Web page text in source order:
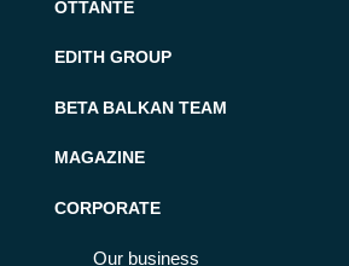
OTTANTE
EDITH GROUP
BETA BALKAN TEAM
MAGAZINE
CORPORATE
Our business